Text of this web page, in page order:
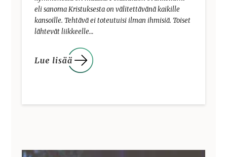
eli sanoma Kristuksesta on välitettävänä kaikille
kansoille. Tehtävä ei toteutuisi ilman ihmisiä. Toiset
lähtevät liikkeelle…